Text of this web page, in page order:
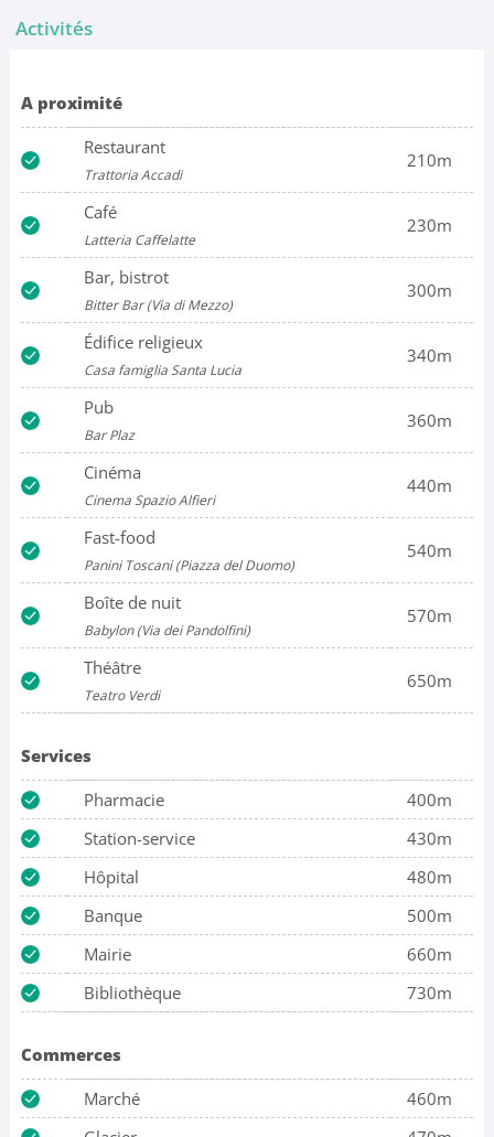
Activités
A proximité
Restaurant
Trattoria Accadi
210m
Café
Latteria Caffelatte
230m
Bar, bistrot
Bitter Bar (Via di Mezzo)
300m
Édifice religieux
Casa famiglia Santa Lucia
340m
Pub
Bar Plaz
360m
Cinéma
Cinema Spazio Alfieri
440m
Fast-food
Panini Toscani (Piazza del Duomo)
540m
Boîte de nuit
Babylon (Via dei Pandolfini)
570m
Théâtre
Teatro Verdi
650m
Services
Pharmacie
400m
Station-service
430m
Hôpital
480m
Banque
500m
Mairie
660m
Bibliothèque
730m
Commerces
Marché
460m